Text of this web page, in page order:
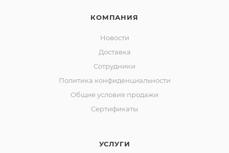
КОМПАНИЯ
Новости
Доставка
Сотрудники
Политика конфиденциальности
Общие условия продажи
Сертификаты
УСЛУГИ